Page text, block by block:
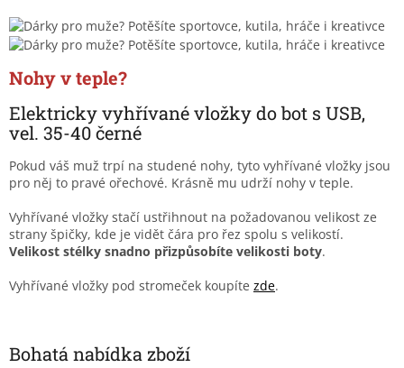
Nohy v teple?
Elektricky vyhřívané vložky do bot s USB,
vel. 35-40 černé
Pokud váš muž trpí na studené nohy, tyto vyhřívané vložky jsou
pro něj to pravé ořechové. Krásně mu udrží nohy v teple.
Vyhřívané vložky stačí ustřihnout na požadovanou velikost ze
strany špičky, kde je vidět čára pro řez spolu s velikostí.
Velikost stélky snadno přizpůsobíte velikosti boty.
Vyhřívané vložky pod stromeček koupíte zde.
Bohatá nabídka zboží